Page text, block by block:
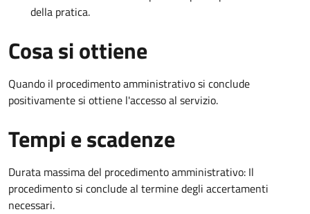
della pratica.
Cosa si ottiene
Quando il procedimento amministrativo si conclude
positivamente si ottiene l'accesso al servizio.
Tempi e scadenze
Durata massima del procedimento amministrativo: Il
procedimento si conclude al termine degli accertamenti
necessari.